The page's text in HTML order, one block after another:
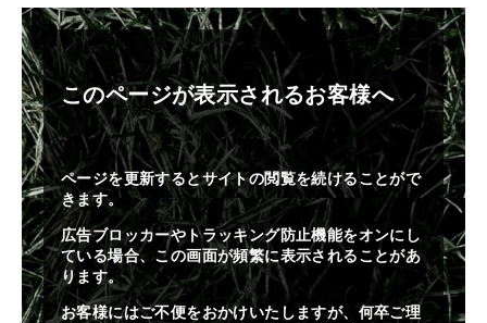
このページが表示されるお客様へ
ページを更新するとサイトの閲覧を続けることがで
きます。
広告ブロッカーやトラッキング防止機能をオンにし
ている場合、この画面が頻繁に表示されることがあ
ります。
お客様にはご不便をおかけいたしますが、何卒ご理